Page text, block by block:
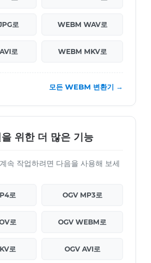
로 WEBM WAV로
로 WEBM MKV로
모든 WEBM 변환기 →
위한 더 많은 기능
속 작업하려면 다음을 사용해 보세
로 OGV MP3로
로 OGV WEBM로
로 OGV AVI로